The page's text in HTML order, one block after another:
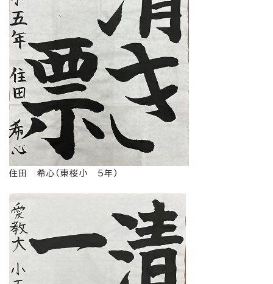
住田 希心（東桜小 5年）